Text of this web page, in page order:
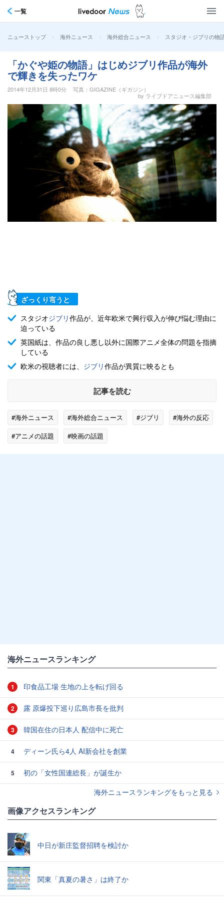
一覧
ニューストップ > 海外ニュース > 海外総合ニュース > スタジオ・ジブリの物
「かぐや姫の物語」はじめジブリ作品が海外
で輝きを失ったワケ
2014年12月31日 8時0分
写真：GIGAZINE（ギガジン）
by ライブドアニュース編集部
ざっくり言うと
スタジオジブリ作品が、近年欧米で興行収入が伸び悩む理由に
迫っている
英国紙は、作品の良し悪し以外に国際アニメ全体の問題を指摘
している
欧米の視聴者には、 ジブリ作品が異質に映るとも
記事を読む
#海外ニュース #海外総合ニュース #ジブリ
#海外の反応
#アニメの話題
#映画の話題
海外ニュースランキング
1 印食品工場 生地の上を転げ回る
2 露 原爆投下巡り広島市長を批判
3 韓国在住の日本人 配信中に死亡
4 ディーン氏ら4人 AI新会社を創業
5
初の「女性国連総長」が誕生か
海外ニュースランキングをもっと見る
画像アクセスランキング
中日が新庄監督招聘を検討か
関東「真夏の暑さ」は終了か